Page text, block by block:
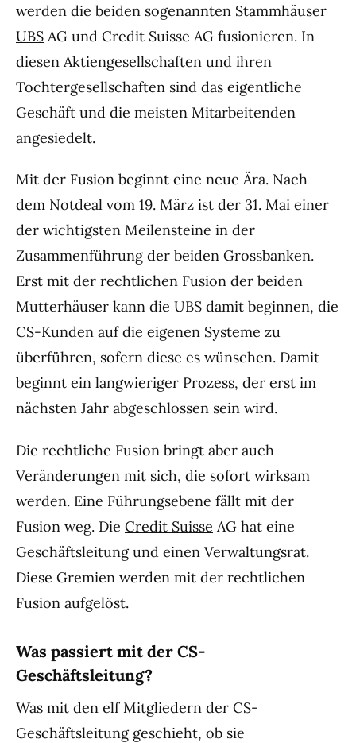
werden die beiden sogenannten Stammhäuser
UBS AG und Credit Suisse AG fusionieren. In
diesen Aktiengesellschaften und ihren
Tochtergesellschaften sind das eigentliche
Geschäft und die meisten Mitarbeitenden
angesiedelt.
Mit der Fusion beginnt eine neue Ära. Nach
dem Notdeal vom 19. März ist der 31. Mai einer
der wichtigsten Meilensteine in der
Zusammenführung der beiden Grossbanken.
Erst mit der rechtlichen Fusion der beiden
Mutterhäuser kann die UBS damit beginnen, die
CS-Kunden auf die eigenen Systeme zu
überführen, sofern diese es wünschen. Damit
beginnt ein langwieriger Prozess, der erst im
nächsten Jahr abgeschlossen sein wird.
Die rechtliche Fusion bringt aber auch
Veränderungen mit sich, die sofort wirksam
werden. Eine Führungsebene fällt mit der
Fusion weg. Die Credit Suisse AG hat eine
Geschäftsleitung und einen Verwaltungsrat.
Diese Gremien werden mit der rechtlichen
Fusion aufgelöst.
Was passiert mit der CS-
Geschäftsleitung?
Was mit den elf Mitgliedern der CS-
Geschäftsleitung geschieht, ob sie